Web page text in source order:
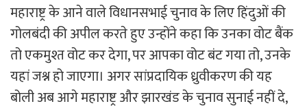
महाराष्ट्र के आने वाले विधानसभाई चुनाव के लिए हिंदुओं की
गोलबंदी की अपील करते हुए उन्होंने कहा कि उनका वोट बैंक
तो एकमुश्त वोट कर देगा, पर आपका वोट बंट गया तो, उनके
यहां जश्न हो जाएगा। अगर सांप्रदायिक ध्रुवीकरण की यह
बोली अब आगे महाराष्ट्र और झारखंड के चुनाव सुनाई नहीं दे,